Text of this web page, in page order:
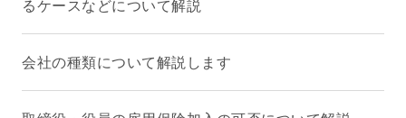
るケースなどについて解説
会社の種類について解説します